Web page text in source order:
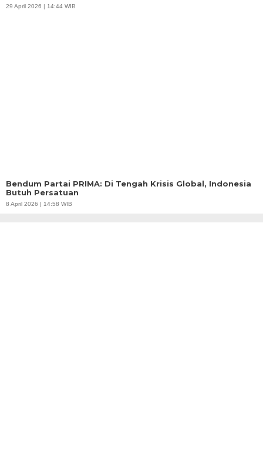
29 April 2026 | 14:44 WIB
Bendum Partai PRIMA: Di Tengah Krisis Global, Indonesia
Butuh Persatuan
8 April 2026 | 14:58 WIB